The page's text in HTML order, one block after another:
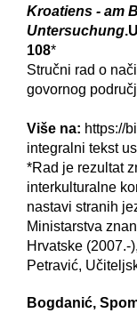
Kroatiens - am
Untersuchung
108*
Stručni rad o
govornog
Više na: https://
integralni tekst
*Rad je rezultat
interkulturalne
nastavi stranih
Ministarstva
Hrvatske (2007.-
Petravić,
Bogdanić,